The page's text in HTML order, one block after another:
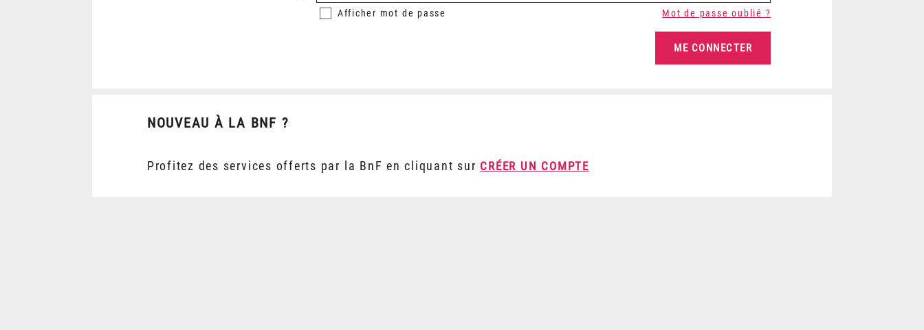
Afficher mot de passe Mot de passe oublié ?
NOUVEAU À LA BNF ?
Profitez des services offerts par la BnF en cliquant sur CRÉER UN COMPTE